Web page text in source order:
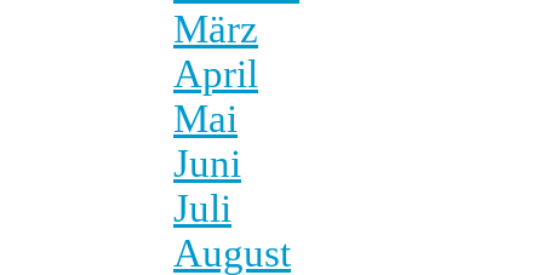
März
April
Mai
Juni
Juli
August